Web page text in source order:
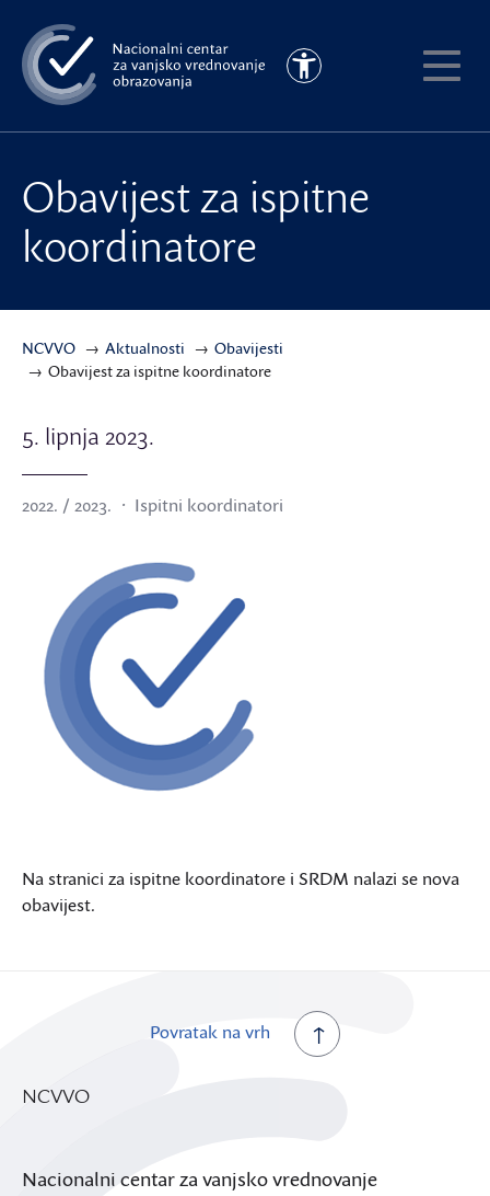
na
glavni
sadržaj
Pristupačnost
Obavijest za ispitne
koordinatore
NCVVO Aktualnosti
Obavijesti
Obavijest za ispitne koordinatore
5. lipnja 2023.
2022. / 2023. Ispitni koordinatori
Na stranici za ispitne koordinatore i SRDM nalazi se nova
obavijest.
Povratak na vrh
NCVVO
Nacionalni centar za vanjsko vrednovanje